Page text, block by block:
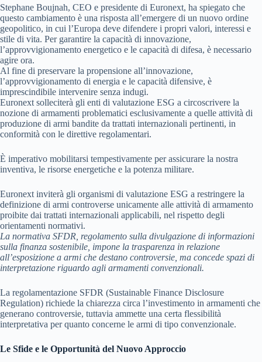
Stephane Boujnah, CEO e presidente di Euronext, ha spiegato che
questo cambiamento è una risposta all’emergere di un nuovo ordine
geopolitico, in cui l’Europa deve difendere i propri valori, interessi e
stile di vita. Per garantire la capacità di innovazione,
l’approvvigionamento energetico e le capacità di difesa, è necessario
agire ora.
Al fine di preservare la propensione all’innovazione,
l’approvvigionamento di energia e le capacità difensive, è
imprescindibile intervenire senza indugi.
Euronext solleciterà gli enti di valutazione ESG a circoscrivere la
nozione di armamenti problematici esclusivamente a quelle attività di
produzione di armi bandite da trattati internazionali pertinenti, in
conformità con le direttive regolamentari.
È imperativo mobilitarsi tempestivamente per assicurare la nostra
inventiva, le risorse energetiche e la potenza militare.
Euronext inviterà gli organismi di valutazione ESG a restringere la
definizione di armi controverse unicamente alle attività di armamento
proibite dai trattati internazionali applicabili, nel rispetto degli
orientamenti normativi.
La normativa SFDR, regolamento sulla divulgazione di informazioni
sulla finanza sostenibile, impone la trasparenza in relazione
all’esposizione a armi che destano controversie, ma concede spazi di
interpretazione riguardo agli armamenti convenzionali.
La regolamentazione SFDR (Sustainable Finance Disclosure
Regulation) richiede la chiarezza circa l’investimento in armamenti che
generano controversie, tuttavia ammette una certa flessibilità
interpretativa per quanto concerne le armi di tipo convenzionale.
Le Sfide e le Opportunità del Nuovo Approccio